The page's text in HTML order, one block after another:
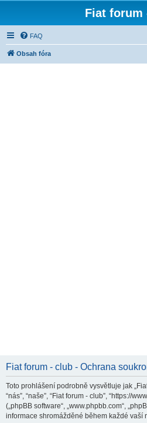
Fiat forum
FAQ
Obsah fóra
Fiat forum - club - Ochrana
Toto prohlášení podrobně vysvětluje jak
“nás”, “naše”, “Fiat forum - club”, “https://
(„phpBB software“, „www.phpbb.com“,
informace shromážděné během každé vaší